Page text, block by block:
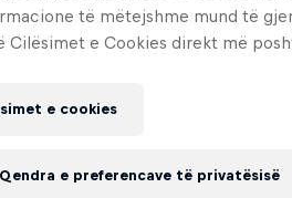
of two-wheel films, shows …
të mëtejshme mund të
Cilësimet e Cookies direkt më
e cookies
Qendra e preferencave të privatësisë